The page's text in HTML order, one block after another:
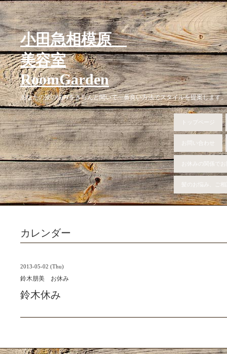
小田急相模原
美容室
RoomGarden
あなたの髪の悩みをきちんと聞いて一番良い方法でスタイルを提案します
トップページ
お問い合わせ
お休みの関係で
髪のお悩み、ご
カレンダー
2013-05-02 (Thu)
鈴木朋美 お休み
鈴木休み